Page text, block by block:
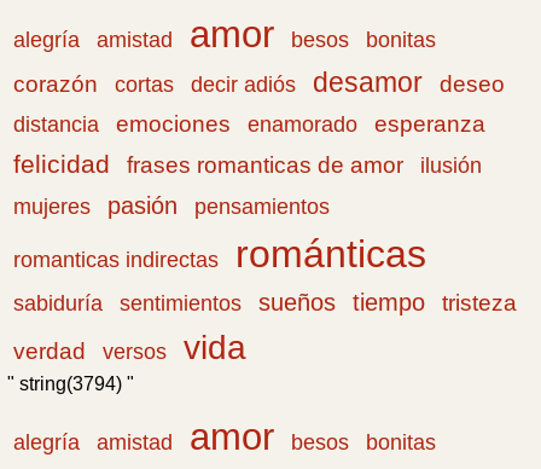
alegría amistad amor besos
bonitas
corazón
cortas decir adiós desamor deseo
distancia emociones enamorado esperanza
felicidad frases romanticas de amor
ilusión
mujeres
pasión pensamientos
romanticas indirectas románticas
sabiduría sentimientos sueños tiempo
tristeza
verdad
versos vida
" string(3794) "
alegría amistad amor besos
bonitas